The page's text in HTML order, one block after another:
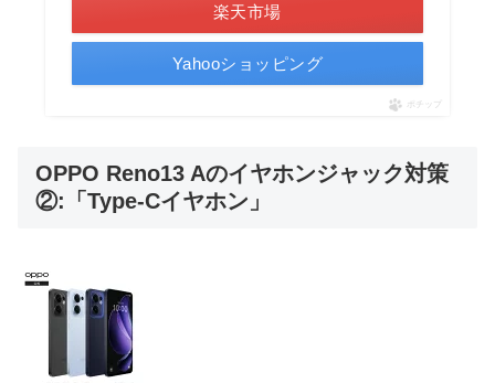
楽天市場
Yahooショッピング
ポチップ
OPPO Reno13 Aのイヤホンジャック対策
②:「Type-Cイヤホン」